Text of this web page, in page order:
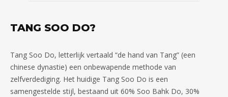
TANG SOO DO?
Tang Soo Do, letterlijk vertaald “de hand van Tang” (een
chinese dynastie) een onbewapende methode van
zelfverdediging. Het huidige Tang Soo Do is een
samengestelde stijl, bestaand uit 60% Soo Bahk Do, 30%